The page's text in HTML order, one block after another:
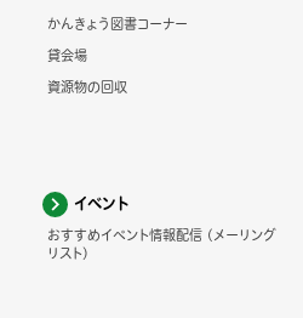
かんきょう図書コーナー
貸会場
資源物の回収
イベント
おすすめイベント情報配信 (メーリング
リスト)